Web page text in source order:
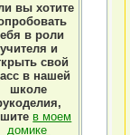
вы хотите
в роли
учителя и
свой
в нашей
школе
в моем
домике